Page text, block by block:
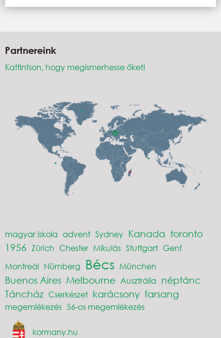
Partnereink
Kattintson, hogy megismerhesse őket!
magyar iskola advent Sydney Kanada toronto
1956 Zürich Chester Mikulás Stuttgart Genf
Montreál Nürnberg Bécs München
Buenos Aires Melbourne Ausztrália néptánc
Táncház Cserkészet karácsony farsang
megemlékezés 56-os megemlékezés
kormany.hu